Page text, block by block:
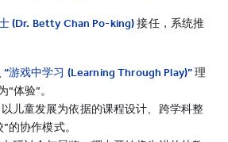
(Dr. Betty Chan Po-king)接任，系统推
“游戏中学习 (Learning Through Play)”理
体验”。
儿童发展为依据的课程设计、跨学科整
的协作模式。